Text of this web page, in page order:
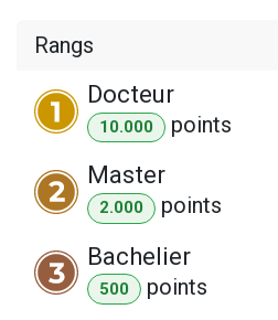
Rangs
Docteur
10.000 points
Master
2.000 points
Bachelier
500 points